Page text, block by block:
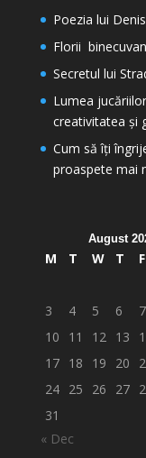
Poezia lui Denis
Florii
Secretul lui
Lumea
creativitatea și
Cum să îți
proaspete mai
August
M T W T F
3
4 5 6 7
10
11 12 13
17 18 19 20
24 25 26 27
31
« Dec